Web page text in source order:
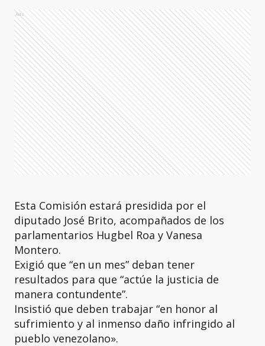
Ads
Esta Comisión estará presidida por el
diputado José Brito, acompañados de los
parlamentarios Hugbel Roa y Vanesa
Montero.
Exigió que “en un mes” deban tener
resultados para que “actúe la justicia de
manera contundente”.
Insistió que deben trabajar “en honor al
sufrimiento y al inmenso daño infringido al
pueblo venezolano».